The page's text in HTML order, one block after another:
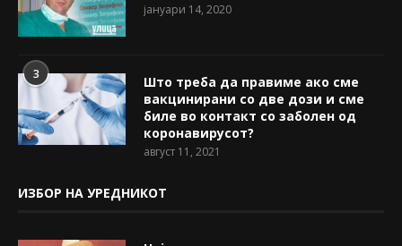
јануари 14, 2020
3
Што треба да правиме ако сме
вакцинирани со две дози и сме
биле во контакт со заболен од
коронавирусот?
август 11, 2021
ИЗБОР НА УРЕДНИКОТ